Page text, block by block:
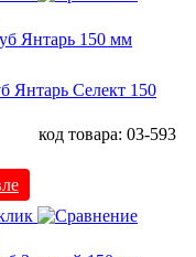
Янтарь Селект 150
код товара: 03-593